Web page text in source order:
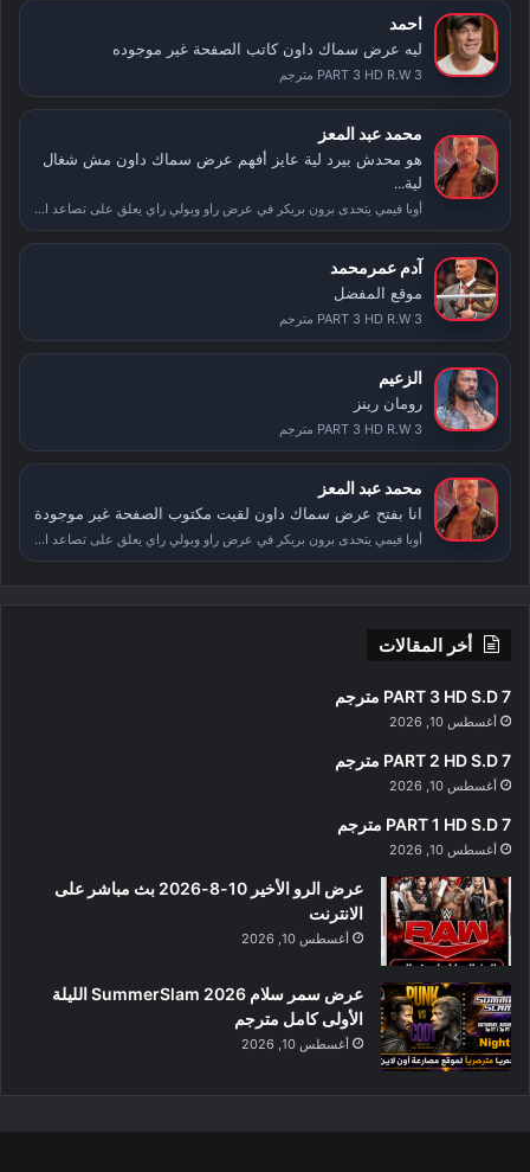
احمد
ليه عرض سماك داون كاتب الصفحة غير موجوده
PART 3 HD R.W 3 مترجم
محمد عبد المعز
هو محدش بيرد لية عايز أفهم عرض سماك داون مش شغال
لية...
أوبا فيمي يتحدى برون بريكر في عرض راو وبولي راي يعلق على تصاعد الأحداث بعد سمر سلام
آدم عمرمحمد
موقع المفضل
PART 3 HD R.W 3 مترجم
الزعيم
رومان رينز
PART 3 HD R.W 3 مترجم
محمد عبد المعز
انا بفتح عرض سماك داون لقيت مكتوب الصفحة غير موجودة
أوبا فيمي يتحدى برون بريكر في عرض راو وبولي راي يعلق على تصاعد الأحداث بعد سمر سلام
أخر المقالات
PART 3 HD S.D 7 مترجم
أغسطس 10, 2026
PART 2 HD S.D 7 مترجم
أغسطس 10, 2026
PART 1 HD S.D 7 مترجم
أغسطس 10, 2026
عرض الرو الأخير 10-8-2026 بث مباشر على
الانترنت
أغسطس 10, 2026
عرض سمر سلام SummerSlam 2026 الليلة
الأولى كامل مترجم
أغسطس 10, 2026